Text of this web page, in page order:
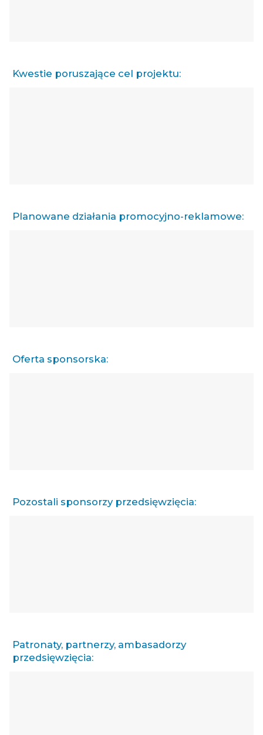
Kwestie poruszające cel projektu:
Planowane działania promocyjno-reklamowe:
Oferta sponsorska:
Pozostali sponsorzy przedsięwzięcia:
Patronaty, partnerzy, ambasadorzy
przedsięwzięcia: